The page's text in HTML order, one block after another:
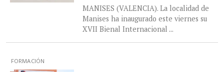
MANISES (VALENCIA). La localidad de
Manises ha inaugurado este viernes su
XVII Bienal Internacional ...
FORMACIÓN